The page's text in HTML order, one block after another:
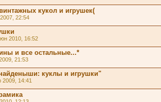
кукол и игрушек(
22:54
2010, 16:52
и все остальные...*
21:53
куклы и игрушки"
2009, 14:41